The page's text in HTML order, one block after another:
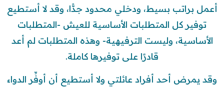
أعمل براتب بسيط، ودخلي محدود جدًّا، وقد لا أستطيع
توفير كل المتطلبات الأساسية للعيش -المتطلبات
الأساسية، وليست الترفيهية- وهذه المتطلبات لم أعد
قادرًا على توفيرها كاملة.
وقد يمرض أحد أفراد عائلتي ولا أستطيع أن أوفِّر الدواء